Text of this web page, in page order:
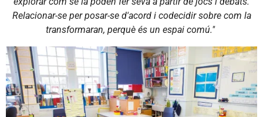
Relacionar-se per posar-se d'acord i codecidir sobre com la
transformaran, perquè és un espai comú."